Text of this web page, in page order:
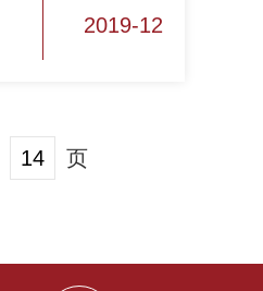
2019-12
页